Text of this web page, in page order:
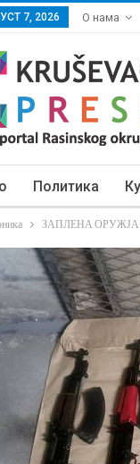
7, 2026 О нама
Политика
ЗАПЛЕНА ОРУЖЈА У